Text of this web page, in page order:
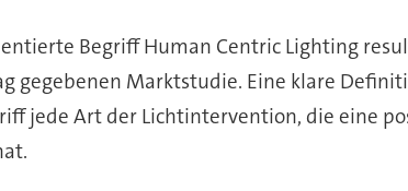
Begriff Human Centric Lighting
gegebenen Marktstudie. Eine klare
jede Art der Lichtintervention, die eine